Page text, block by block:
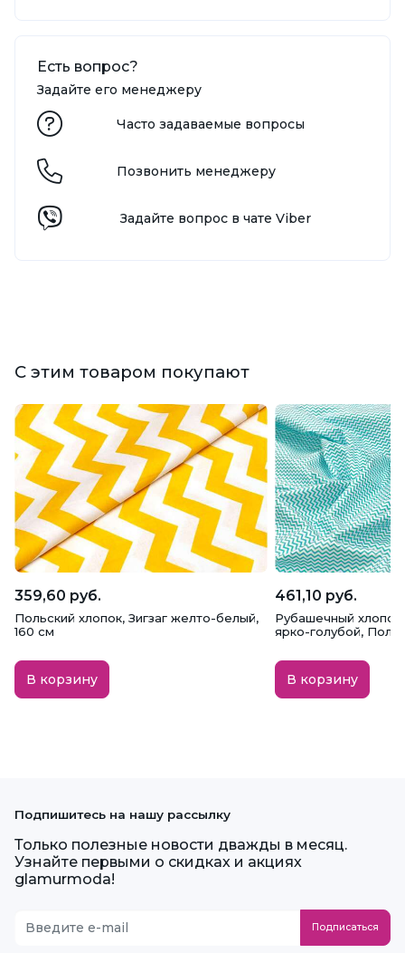
Есть вопрос?
Задайте его менеджеру
Часто задаваемые вопросы
Позвонить менеджеру
Задайте вопрос в чате Viber
С этим товаром покупают
359,60 руб.
Польский хлопок, Зигзаг желто-белый,
160 см
В корзину
461,10 руб.
Рубашечный хлопок,
ярко-голубой,
В корзину
Подпишитесь на нашу рассылку
Только полезные новости дважды в месяц.
Узнайте первыми о скидках и акциях
glamurmoda!